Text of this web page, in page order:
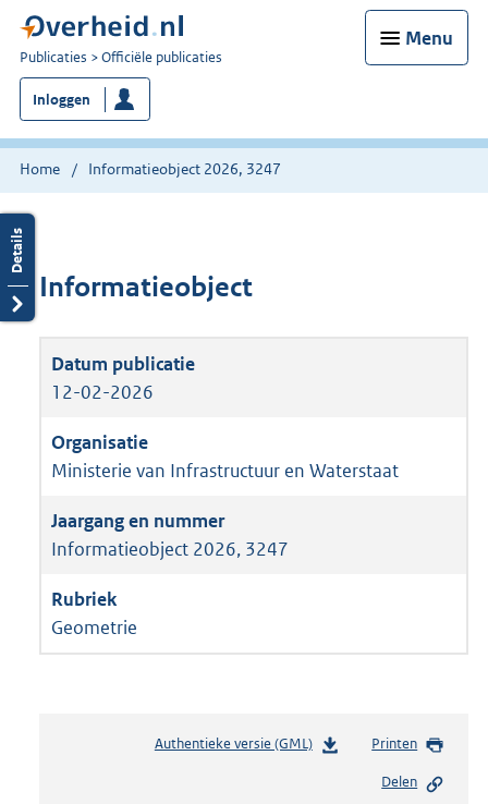
Menu
U
bent
nu
hier:
Publicaties Officiële publicaties
Inloggen
Home Informatieobject 2026, 3247
Informatieobject
12-02-2026
Ministerie van Infrastructuur en Waterstaat
Informatieobject 2026, 3247
Geometrie
Authentieke versie (GML)b
Printen
Delen